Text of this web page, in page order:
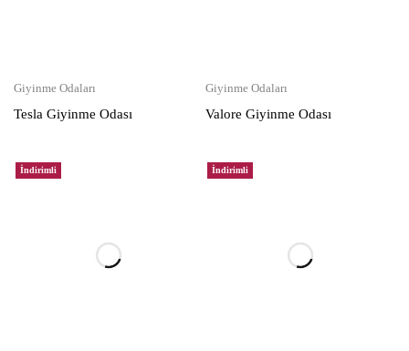
Giyinme Odaları
Tesla Giyinme Odası
Giyinme Odaları
Valore Giyinme Odası
İndirimli İndirimli